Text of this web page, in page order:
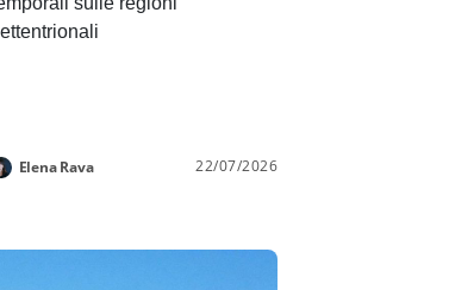
Elena Rava 22/07/2026